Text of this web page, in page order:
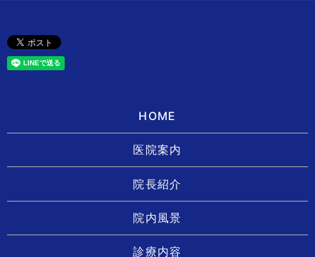
HOME
医院案内
院長紹介
院内風景
診療内容